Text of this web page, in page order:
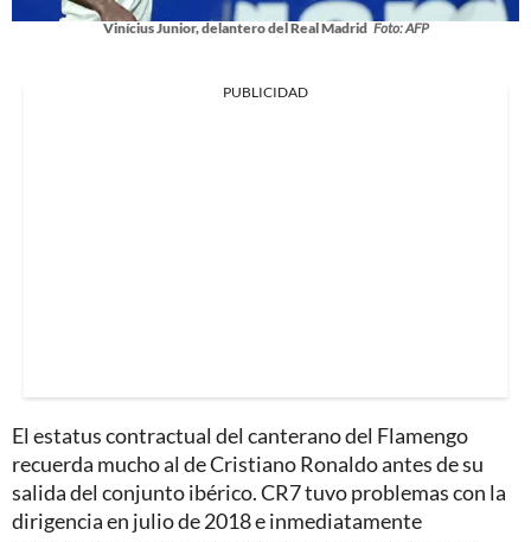
Vinícius Junior, delantero del Real Madrid Foto: AFP
PUBLICIDAD
El estatus contractual del canterano del Flamengo
recuerda mucho al de Cristiano Ronaldo antes de su
salida del conjunto ibérico. CR7 tuvo problemas con la
dirigencia en julio de 2018 e inmediatamente